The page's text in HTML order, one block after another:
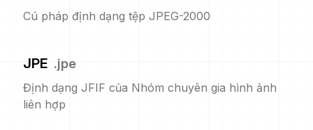
Cú pháp định dạng tệp JPEG-2000
JPE .jpe
Định dạng JFIF của Nhóm chuyên gia hình ảnh
liên hợp